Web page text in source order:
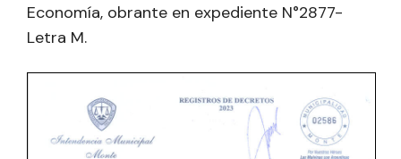
Economía, obrante en expediente N°2877-
Letra M.